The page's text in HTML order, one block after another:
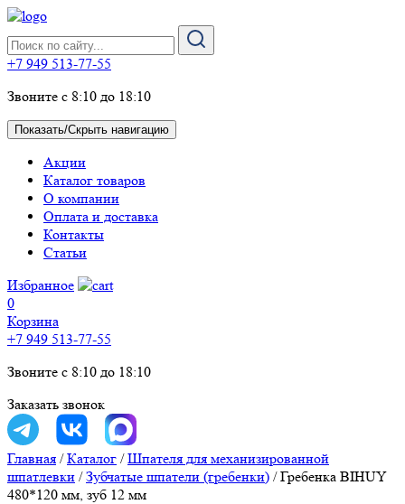
+7 949 513-77-55
Звоните с 8:10 до 18:10
Показать/Скрыть навигацию
Акции
Каталог товаров
О компании
Оплата и доставка
Контакты
Статьи
Избранное
0
Корзина
+7 949 513-77-55
Звоните с 8:10 до 18:10
Заказать звонок
Главная /Каталог /Шпателя для механизированной
шпатлевки /Зубчатые шпатели (гребенки) /Гребенка BIHUY
480*120 мм, зуб 12 мм